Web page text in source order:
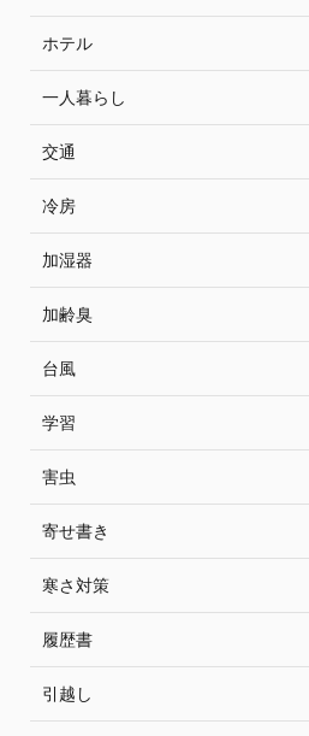
ホテル
一人暮らし
交通
冷房
加湿器
加齢臭
台風
学習
害虫
寄せ書き
寒さ対策
履歴書
引越し